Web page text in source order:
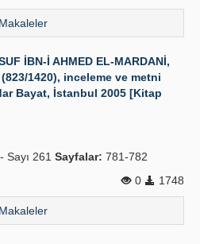
İBN-İ AHMED EL-MARDANİ,
1420), inceleme ve metni
Bayat, İstanbul 2005 [Kitap
Sayı 261 Sayfalar: 781-782
0
1748